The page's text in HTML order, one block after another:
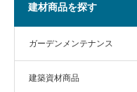
建材商品を探す
ガーデンメンテナンス
建築資材商品